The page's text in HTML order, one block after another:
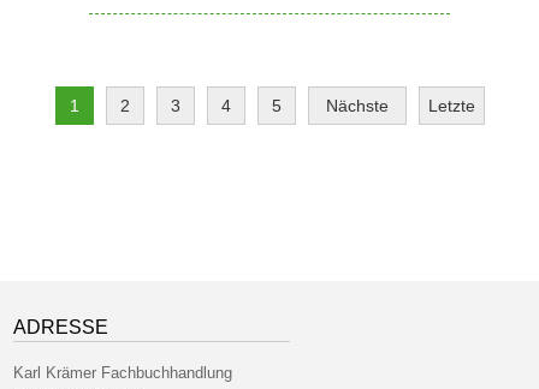
1 2 3 4 5 Nächste Letzte
ADRESSE
Karl Krämer Fachbuchhandlung